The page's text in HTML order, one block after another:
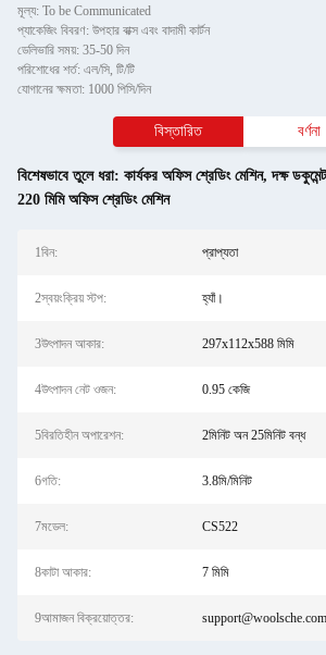
মূল্য: To be Communicated
প্যাকেজিং বিবরণ: উপহার বাক্স এবং বাদামী কার্টন
ডেলিভারি সময়: 35-50 দিন
পরিশোধের শর্ত: এল/সি, টি/টি
যোগানের ক্ষমতা: 1000 পিসি/দিন
বিস্তারিত বর্ণনা
বিশেষভাবে তুলে ধরা: কার্যকর অফিস শ্রেডিং মেশিন,দক্ষ
220 মিমি অফিস শ্রেডিং মেশিন
1বিন: প্রাপ্যতা
2স্বয়ংক্রিয় স্টপ: হ্যাঁ।
3উৎপাদন আকার: 297x112x588 মিমি
4উৎপাদন নেট ওজন: 0.95 কেজি
5বিরতিহীন অপারেশন: 2মিনিট অন 25মিনিট বন্ধ
6গতি: 3.8মি/মিনিট
7মডেল: CS522
8কাটা আকার: 7 মিমি
9আমাজন বিক্রয়োত্তর: support@woolsche.com